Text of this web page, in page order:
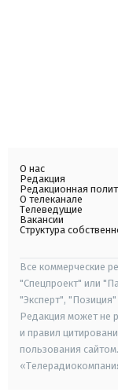
О нас
Редакция
Редакционная
О телеканале
Телеведущие
Вакансии
Структура
Все коммерческие
"Спецпроект" или
"Эксперт",
Редакция может не
и правил
пользования